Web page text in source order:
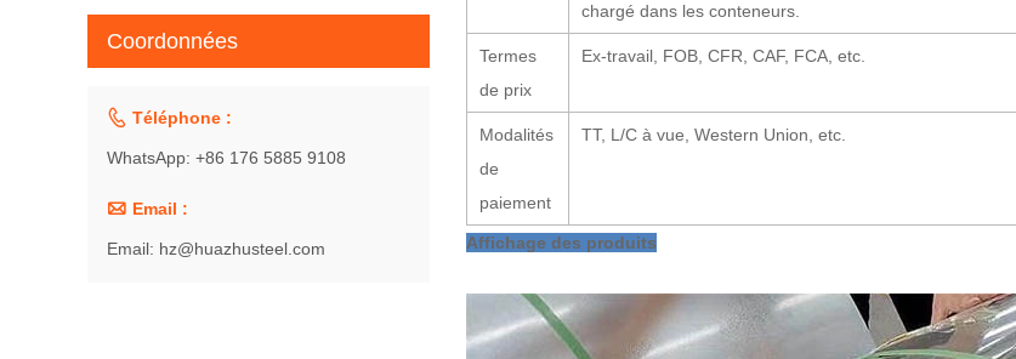
chargé dans les conteneurs.
Termes
de prix
Ex-travail, FOB, CFR, CAF, FCA, etc.
Modalités
de
paiement
TT, L/C à vue, Western Union, etc.
Affichage des produits
Coordonnées
 Téléphone :
WhatsApp: +86 176 5885 9108
 Email :
Email: hz@huazhusteel.com